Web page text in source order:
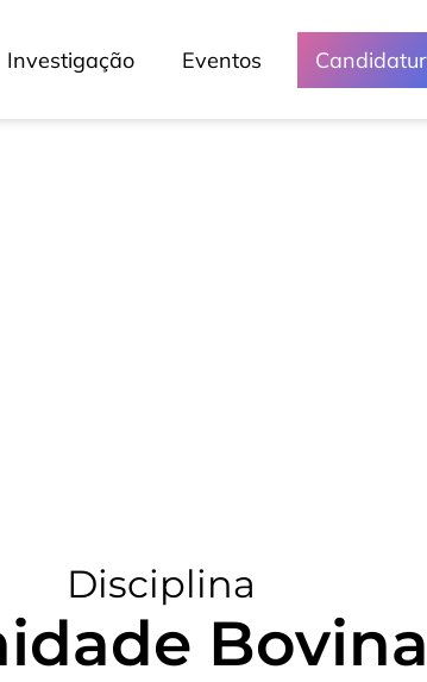
Investigação Eventos
Disciplina
Bovina